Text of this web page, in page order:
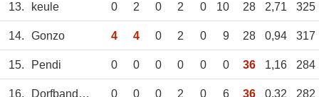
13. keule 0 2 0 2 0 10 28 2,71 325
14. Gonzo 4 4 0 2 0 9 28 0,94 317
15. Pendi 0 0 0 0 0 0 36 1,16 284
16. Dorfbandenboss 0 0 0 2 0 6 36 0,32 282